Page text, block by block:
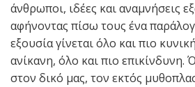
άνθρωποι, ιδέες και αναμνήσεις
αφήνοντας πίσω τους ένα
εξουσία γίνεται όλο και πιο
ανίκανη, όλο και πιο επικίνδυνη.
στον δικό μας, τον εκτός